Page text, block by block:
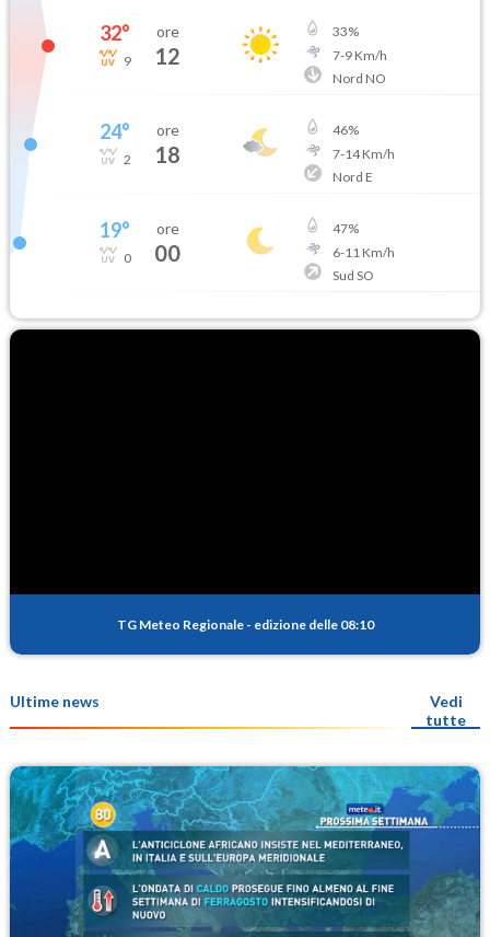
32°
9
ore
12
33%
7-9Km/h
Nord NO
24°
2
ore
18
46%
7-14Km/h
Nord E
19°
0
ore
00
47%
6-11 Km/h
Sud SO
TG Meteo Regionale - edizione delle 08:10
Ultime news
Vedi
tutte